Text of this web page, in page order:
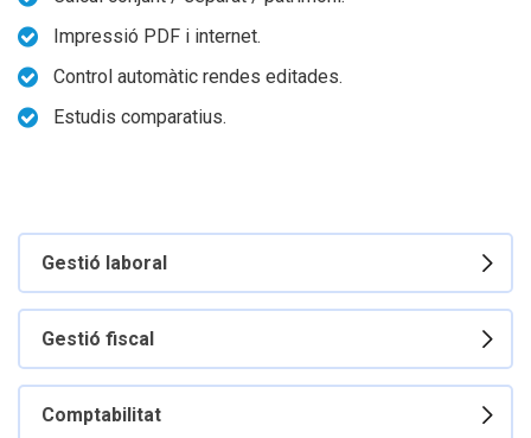
Impressió PDF i internet.
Control automàtic rendes editades.
Estudis comparatius.
Gestió laboral
Gestió fiscal
Comptabilitat